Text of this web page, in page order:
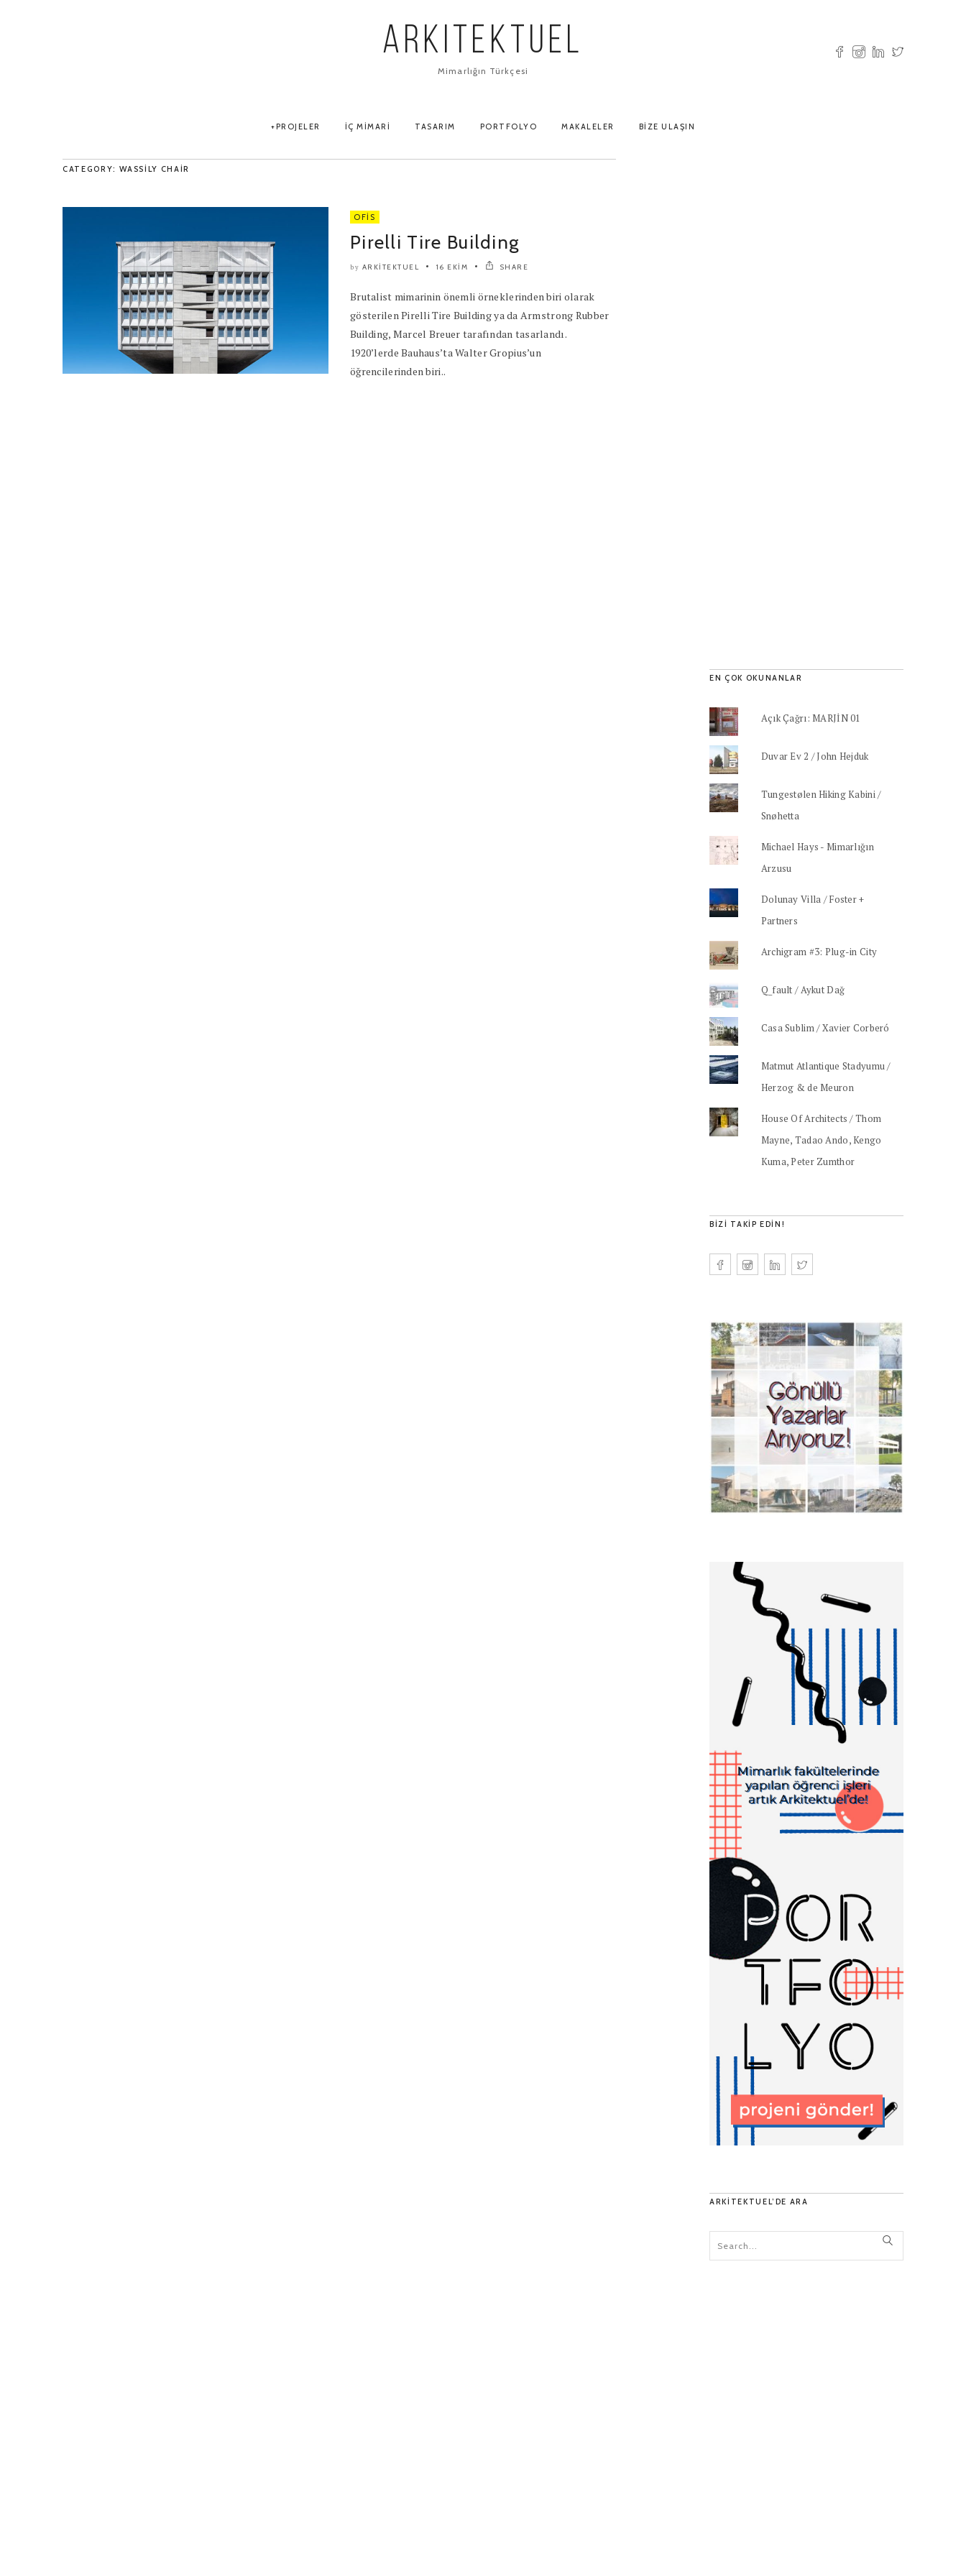
ARKITEKTUEL
Mimarlığın Türkçesi
PROJELER İÇ MIMARI TASARIM PORTFOLYO MAKALELER BIZE ULAŞIN
CATEGORY: WASSILY CHAIR
OFIS
Pirelli Tire Building
by ARKITEKTUEL 16 EKIM SHARE
Brutalist mimarinin önemli örneklerinden biri olarak
gösterilen Pirelli Tire Building ya da Armstrong Rubber
Building, Marcel Breuer tarafından tasarlandı.
1920’lerde Bauhaus’ta Walter Gropius’un
öğrencilerinden biri..
EN ÇOK OKUNANLAR
Açık Çağrı: MARJİN 01
Duvar Ev 2 / John Hejduk
Tungestølen Hiking Kabini /
Snøhetta
Michael Hays - Mimarlığın
Arzusu
Dolunay Villa / Foster +
Partners
Archigram #3: Plug-in City
Q_fault / Aykut Dağ
Casa Sublim / Xavier Corberó
Matmut Atlantique Stadyumu /
Herzog & de Meuron
House Of Architects / Thom
Mayne, Tadao Ando, Kengo
Kuma, Peter Zumthor
BIZI TAKIP EDIN!
ARKITEKTUEL’DE ARA